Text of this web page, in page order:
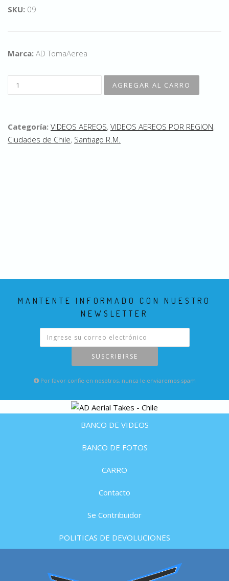
SKU: 09
Marca: AD TomaAerea
Categoría: VIDEOS AEREOS, VIDEOS AEREOS POR REGION,
Ciudades de Chile, Santiago R.M.
MANTENTE INFORMADO CON NUESTRO
NEWSLETTER
SUSCRIBIRSE
Por favor confie en nosotros, nunca le enviaremos spam
BANCO DE VIDEOS
BANCO DE FOTOS
CARRO
Contacto
Se Contribuidor
POLITICAS DE DEVOLUCIONES